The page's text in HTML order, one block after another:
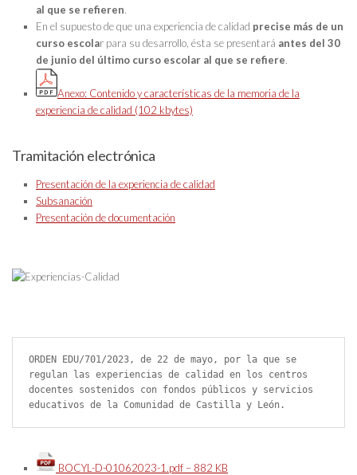
al que se refieren.
En el supuesto de que una experiencia de calidad precise más de un
curso escolar para su desarrollo, ésta se presentará antes del 30
de junio del último curso escolar al que se refiere.
Anexo: Contenido y características de la memoria de la
experiencia de calidad (102 kbytes)
Tramitación electrónica
Presentación de la experiencia de calidad
Subsanación
Presentación de documentación
ORDEN EDU/701/2023, de 22 de mayo, por la que se
regulan las experiencias de calidad en los centros
docentes sostenidos con fondos públicos y servicios
educativos de la Comunidad de Castilla y León.
BOCYL-D-01062023-1.pdf – 882 KB